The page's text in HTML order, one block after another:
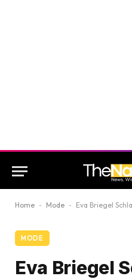
Home - Mode - Eva Briegel
MODE
Eva Briegel